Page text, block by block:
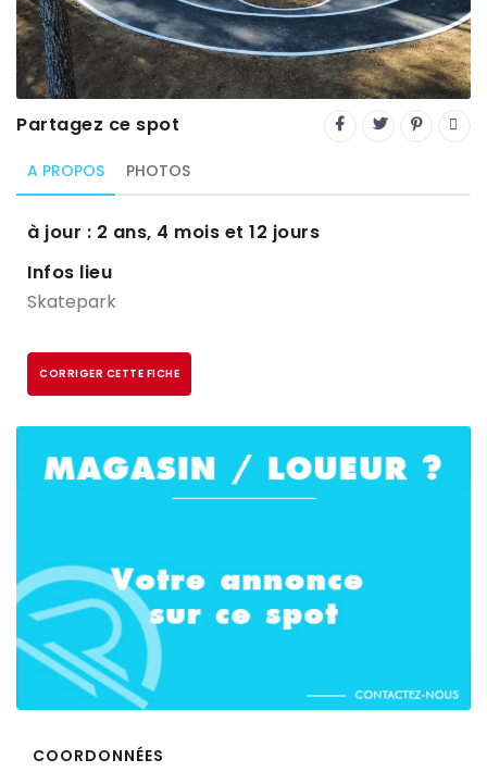
Trial
XC Rando - VTTAE
XCO
Constructeurs-Shapers
Derniers commentaires
Partagez ce spot
A PROPOS PHOTOS
à jour : 2 ans, 4 mois et 12 jours
Infos lieu
Skatepark
CORRIGER CETTE FICHE
COORDONNÉES